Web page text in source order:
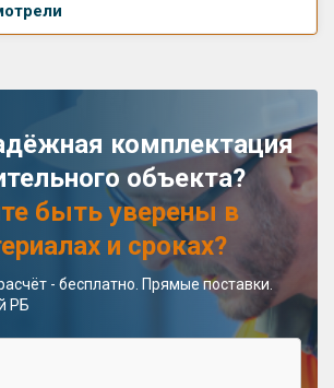
комплектация
объекта?
быть уверены в
и сроках?
- бесплатно. Прямые поставки.
РБ